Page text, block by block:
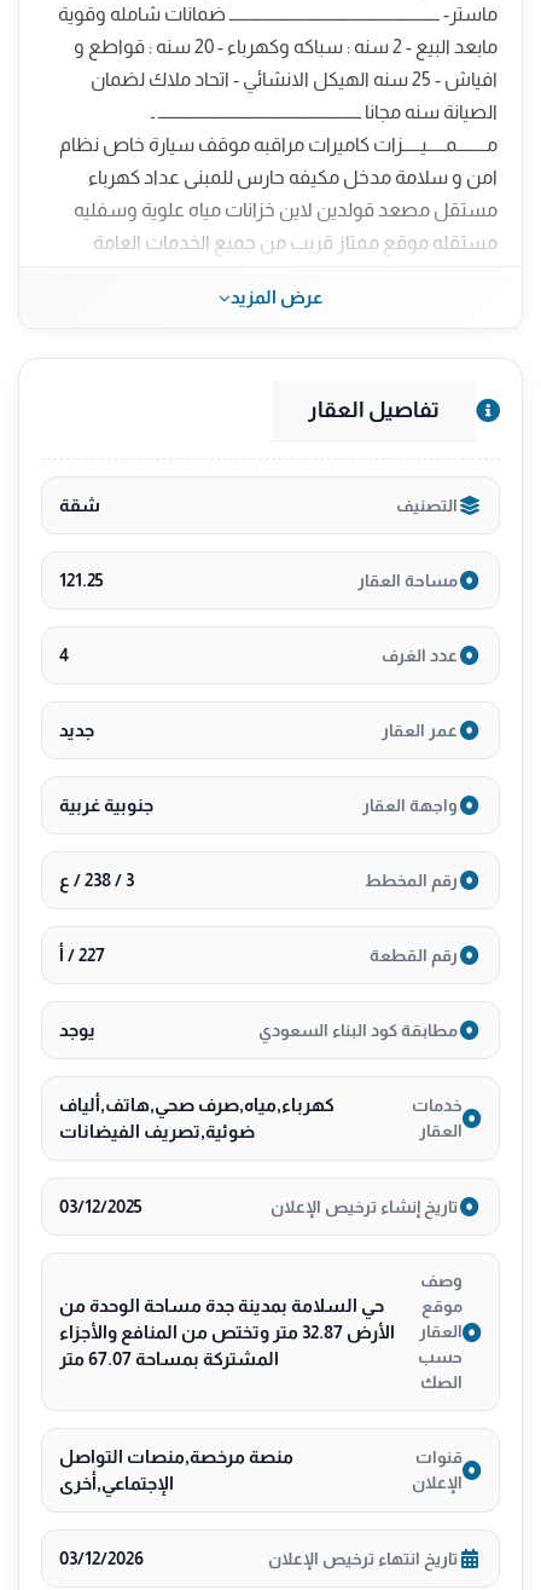
ماستر- ــــــــــــــــــــــــــــــــــــــــــــــــــــــــــ ضمانات شامله وقوية
مابعد البيع - 2 سنه : سباكه وكهرباء - 20 سنه : قواطع و
افياش - 25 سنه الهيكل الانشائي - اتحاد ملاك لضمان
الصيانة سنه مجانا ــــــــــــــــــــــــــــــــــــــــــــــــــــــــ ـ
مــــــــمـــــيـــــزات كاميرات مراقبه موقف سيارة خاص نظام
امن و سلامة مدخل مكيفه حارس للمبنى عداد كهرباء
مستقل مصعد قولدين لاين خزانات مياه علوية وسفليه
مستقله موقع ممتاز قريب من جميع الخدمات العامة
ومستقبلك لمعرفة المزيد من التفاصيل 0530089755
عرض المزيد
تفاصيل العقار
التصنيف شقة
مساحة العقار 121.25
عدد الغرف 4
عمر العقار جديد
واجهة العقار جنوبية غربية
رقم المخطط 3 / 238 / ع
رقم القطعة 227 / أ
مطابقة كود البناء السعودي يوجد
خدمات
العقار
كهرباء,مياه,صرف صحي,هاتف,ألياف
ضوئية,تصريف الفيضانات
تاريخ إنشاء ترخيص الإعلان 03/12/2025
وصف
موقع
العقار
حسب
الصك
حي السلامة بمدينة جدة مساحة الوحدة من
الأرض 32.87 متر وتختص من المنافع والأجزاء
المشتركة بمساحة 67.07 متر
قنوات
الإعلان
منصة مرخصة,منصات التواصل
الإجتماعي,أخرى
تاريخ انتهاء ترخيص الإعلان 03/12/2026